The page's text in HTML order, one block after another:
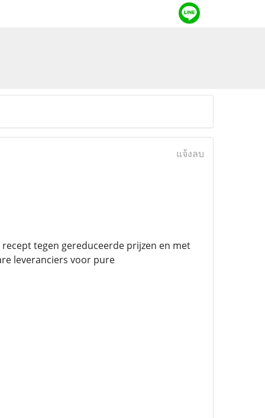
แจ้งลบ
tegen gereduceerde prijzen en met
leveranciers voor pure